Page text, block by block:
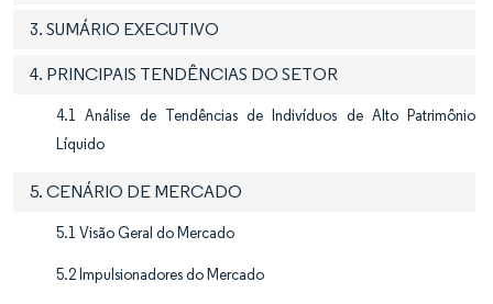
3. SUMÁRIO EXECUTIVO
4. PRINCIPAIS TENDÊNCIAS DO SETOR
4.1 Análise de Tendências de Indivíduos de Alto Patrimônio
Líquido
5. CENÁRIO DE MERCADO
5.1 Visão Geral do Mercado
5.2 Impulsionadores do Mercado